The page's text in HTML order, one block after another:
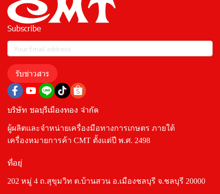
Subscribe
รับข่าวสาร
บริษัท ชลบุรีเมืองทอง จำกัด
ผู้ผลิตและจำหน่ายเครื่องมือทางการเกษตร ภายใต้
เครื่องหมายการค้า CMT ตั้งแต่ปี พ.ศ. 2498
ที่อยู่
202 หมู่ 4 ถ.สุขุมวิท ต.บ้านสวน อ.เมืองชลบุรี จ.ชลบุรี 20000